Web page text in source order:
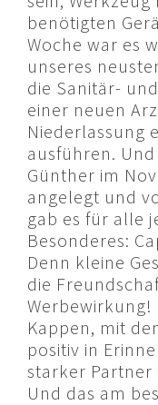
benötigten
Woche war es
unseres
die Sanitär-
einer neuen
Niederlassung
ausführen.
Günther im
angelegt und
gab es für alle
Besonderes:
Denn kleine
die
Werbewirkung!
Kappen, mit
positiv in
starker Partner
Und das am